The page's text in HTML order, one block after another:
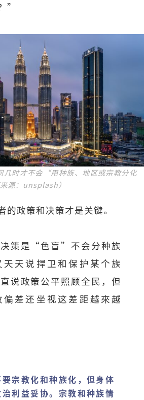
”
几时才不会“用种族、地区或宗教分化
源：unsplash）
的政策和决策才是关键。
决策是“色盲”不会分种族
天说捍卫和保护某个族
说政策公平照顾全民，但
差还坐视这差距越來越
宗教化和种族化，但身体
利益妥协。宗教和种族情